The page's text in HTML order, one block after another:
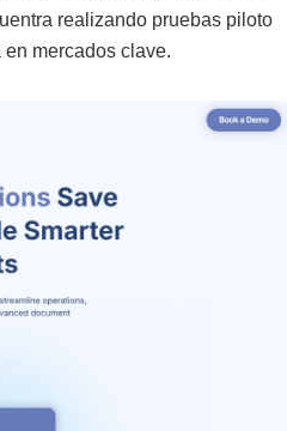
realizando pruebas piloto
mercados clave.